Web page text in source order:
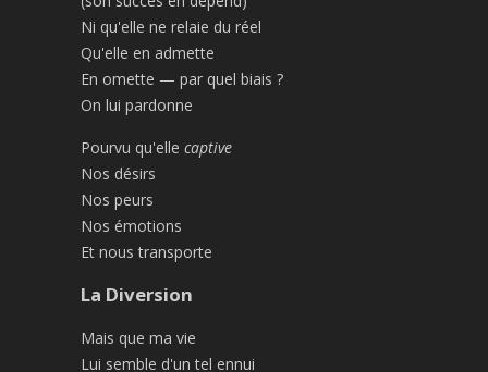
Ni qu'elle ne relaie du réel
Qu'elle en admette
En omette — par quel biais ?
On lui pardonne
Pourvu qu'elle captive
Nos désirs
Nos peurs
Nos émotions
Et nous transporte
La Diversion
Mais que ma vie
Lui semble d'un tel ennui